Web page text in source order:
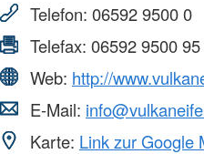
Telefon: 06592 9500 0
Telefax: 06592 9500 95
Web: http://
E-Mail:
Karte: Link zur Google